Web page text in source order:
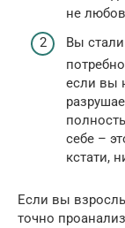
не
Вы
если вы
себе –
кстати,
Если вы
точно